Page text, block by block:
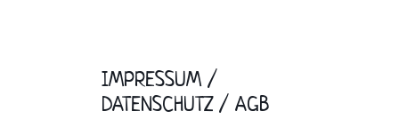
IMPRESSUM /
DATENSCHUTZ / AGB